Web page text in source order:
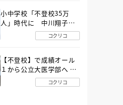
小中学校「不登校35万
人」時代に 中川翔子さ
んが審査委員長「不登校
生動画甲子園 2026」が開
コクリコ
【不登校】で成績オール
１から公立大医学部へ 中
２で起立性調節障害「治
るまで３年」の診断 その
コクリコ